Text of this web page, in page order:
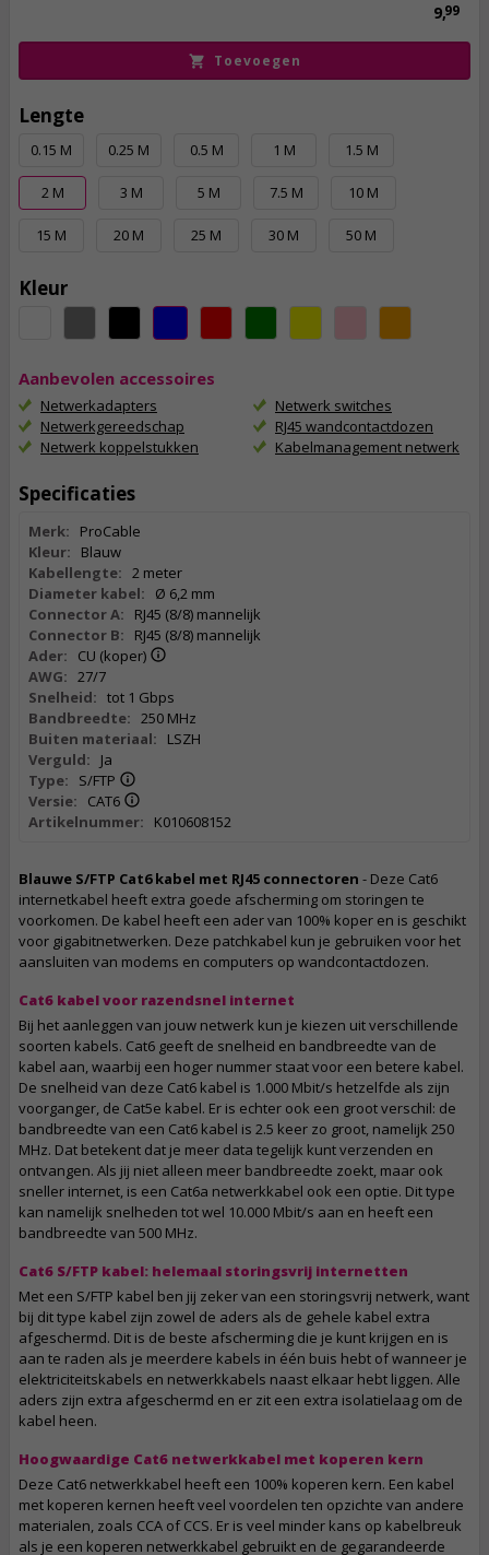
9,99
Toevoegen
Lengte
0.15 M 0.25 M 0.5 M 1 M 1.5 M
2 M 3 M 5 M 7.5 M 10 M
15 M 20 M 25 M 30 M 50 M
Kleur
Aanbevolen accessoires
Netwerkadapters
Netwerkgereedschap
Netwerk koppelstukken
Netwerk switches
RJ45 wandcontactdozen
Kabelmanagement netwerk
Specificaties
Merk:
ProCable
Kleur:
Blauw
Kabellengte: 2 meter
Diameter kabel:
Ø 6,2 mm
Connector A:
RJ45 (8/8) mannelijk
Connector B:
RJ45 (8/8) mannelijk
Ader:
CU (koper)
AWG: 27/7
Snelheid: tot 1 Gbps
Bandbreedte: 250 MHz
Buiten materiaal:
LSZH
Verguld:
Ja
Type:
S/FTP
Versie:
CAT6
Artikelnummer:
K010608152
Blauwe S/FTP Cat6 kabel met RJ45 connectoren - Deze Cat6
internetkabel heeft extra goede afscherming om storingen te
voorkomen. De kabel heeft een ader van 100% koper en is geschikt
voor gigabitnetwerken. Deze patchkabel kun je gebruiken voor het
aansluiten van modems en computers op wandcontactdozen.
Cat6 kabel voor razendsnel internet
Bij het aanleggen van jouw netwerk kun je kiezen uit verschillende
soorten kabels. Cat6 geeft de snelheid en bandbreedte van de
kabel aan, waarbij een hoger nummer staat voor een betere kabel.
De snelheid van deze Cat6 kabel is 1.000 Mbit/s hetzelfde als zijn
voorganger, de Cat5e kabel. Er is echter ook een groot verschil: de
bandbreedte van een Cat6 kabel is 2.5 keer zo groot, namelijk 250
MHz. Dat betekent dat je meer data tegelijk kunt verzenden en
ontvangen. Als jij niet alleen meer bandbreedte zoekt, maar ook
sneller internet, is een Cat6a netwerkkabel ook een optie. Dit type
kan namelijk snelheden tot wel 10.000 Mbit/s aan en heeft een
bandbreedte van 500 MHz.
Cat6 S/FTP kabel: helemaal storingsvrij internetten
Met een S/FTP kabel ben jij zeker van een storingsvrij netwerk, want
bij dit type kabel zijn zowel de aders als de gehele kabel extra
afgeschermd. Dit is de beste afscherming die je kunt krijgen en is
aan te raden als je meerdere kabels in één buis hebt of wanneer je
elektriciteitskabels en netwerkkabels naast elkaar hebt liggen. Alle
aders zijn extra afgeschermd en er zit een extra isolatielaag om de
kabel heen.
Hoogwaardige Cat6 netwerkkabel met koperen kern
Deze Cat6 netwerkkabel heeft een 100% koperen kern. Een kabel
met koperen kernen heeft veel voordelen ten opzichte van andere
materialen, zoals CCA of CCS. Er is veel minder kans op kabelbreuk
als je een koperen netwerkkabel gebruikt en de gegarandeerde